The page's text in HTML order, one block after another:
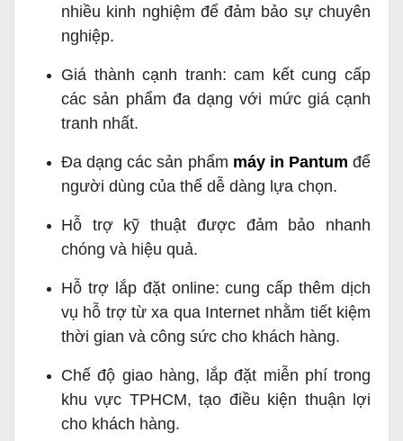
nhiều kinh nghiệm để đảm bảo sự chuyên
nghiệp.
Giá thành cạnh tranh: cam kết cung cấp
các sản phẩm đa dạng với mức giá cạnh
tranh nhất.
Đa dạng các sản phẩm máy in Pantum để
người dùng của thể dễ dàng lựa chọn.
Hỗ trợ kỹ thuật được đảm bảo nhanh
chóng và hiệu quả.
Hỗ trợ lắp đặt online: cung cấp thêm dịch
vụ hỗ trợ từ xa qua Internet nhằm tiết kiệm
thời gian và công sức cho khách hàng.
Chế độ giao hàng, lắp đặt miễn phí trong
khu vực TPHCM, tạo điều kiện thuận lợi
cho khách hàng.